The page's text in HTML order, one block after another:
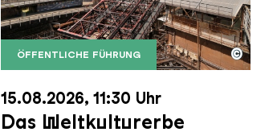
ÖFFENTLICHE FÜHRUNG
Der Erzschrägaufzug der Völklinger
Copyright: Weltkulturerbe Völklinger
©
15.08.2026, 11:30 Uhr
Das Weltkulturerbe